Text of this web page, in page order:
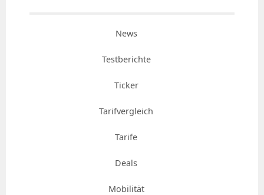
News
Testberichte
Ticker
Tarifvergleich
Tarife
Deals
Mobilität